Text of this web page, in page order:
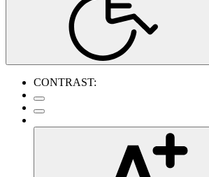
CONTRAST: